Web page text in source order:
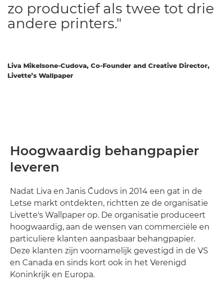
Liva Mikelsone-Cudova, Co-Founder and Creative Director,
Livette’s Wallpaper
zo productief als twee tot drie
andere printers."
Hoogwaardig behangpapier
leveren
Nadat Liva en Janis Čudovs in 2014 een gat in de
Letse markt ontdekten, richtten ze de organisatie
Livette's Wallpaper op. De organisatie produceert
hoogwaardig, aan de wensen van commerciële en
particuliere klanten aanpasbaar behangpapier.
Deze klanten zijn voornamelijk gevestigd in de VS
en Canada en sinds kort ook in het Verenigd
Koninkrijk en Europa.